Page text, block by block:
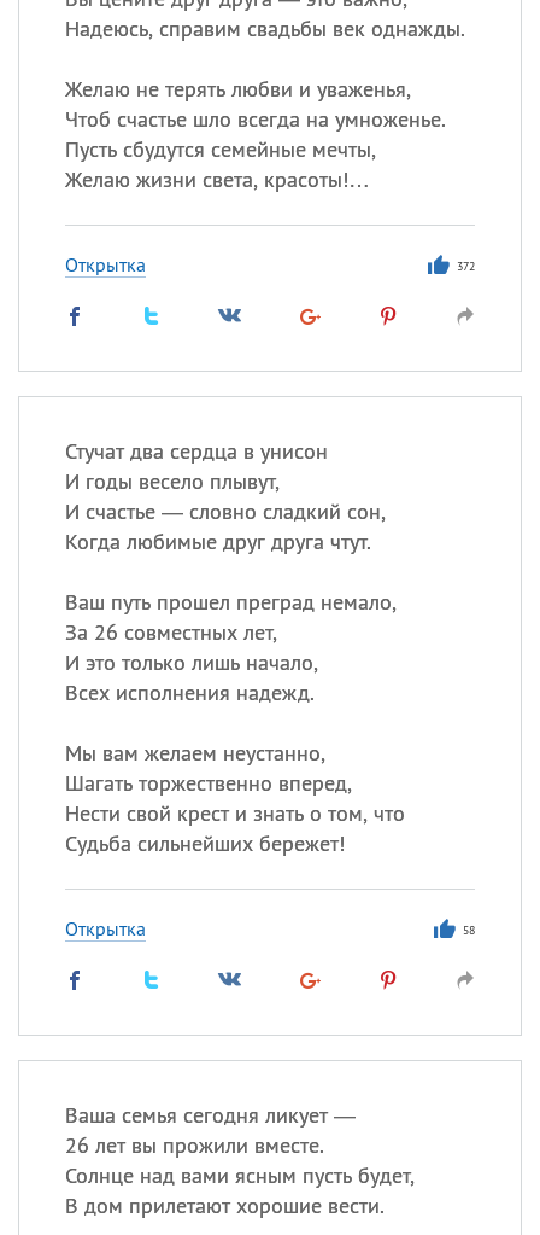
Надеюсь, справим свадьбы век однажды.
Желаю не терять любви и уваженья,
Чтоб счастье шло всегда на умноженье.
Пусть сбудутся семейные мечты,
Желаю жизни света, красоты!…
Открытка 372
Стучат два сердца в унисон
И годы весело плывут,
И счастье — словно сладкий сон,
Когда любимые друг друга чтут.
Ваш путь прошел преград немало,
За 26 совместных лет,
И это только лишь начало,
Всех исполнения надежд.
Мы вам желаем неустанно,
Шагать торжественно вперед,
Нести свой крест и знать о том, что
Судьба сильнейших бережет!
Открытка 58
Ваша семья сегодня ликует —
26 лет вы прожили вместе.
Солнце над вами ясным пусть будет,
В дом прилетают хорошие вести.